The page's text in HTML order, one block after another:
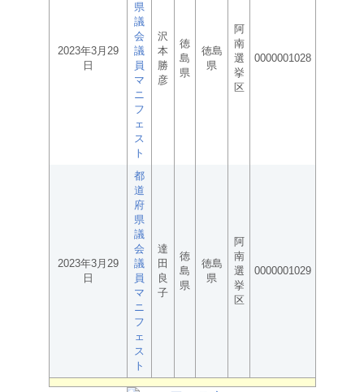
2023年3月29
日
県
議
会
議
員
マ
ニ
フ
ェ
ス
ト
沢
本
勝
彦
徳
島
県
徳島
県
阿
南
選
挙
区
0000001028
2023年3月29
日
都
道
府
県
議
会
議
員
マ
ニ
フ
ェ
ス
ト
達
田
良
子
徳
島
県
徳島
県
阿
南
選
挙
区
0000001029